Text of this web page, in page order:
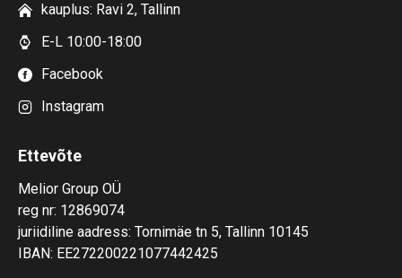
kauplus: Ravi 2, Tallinn
E-L 10:00-18:00
Facebook
Instagram
Ettevõte
Melior Group OÜ
reg nr: 12869074
juriidiline aadress: Tornimäe tn 5, Tallinn 10145
IBAN: EE272200221077442425